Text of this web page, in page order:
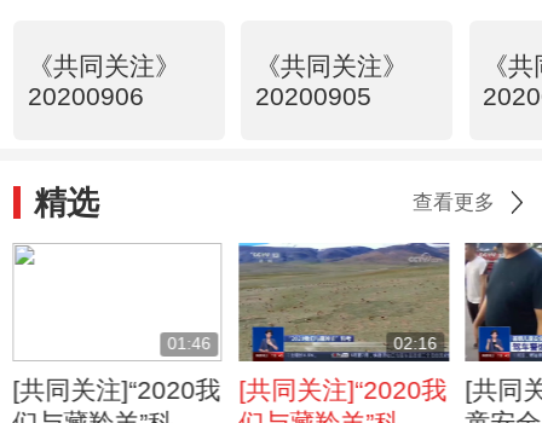
《共同关注》
20200906
《共同关注》
20200905
《
精选 查看更多
01:46
[共同关注]“2020我
02:16
[共同关注]“2020我
[共同